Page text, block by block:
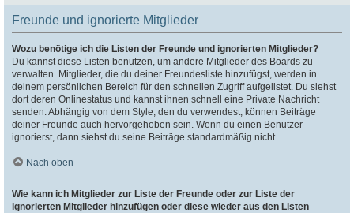
Freunde und ignorierte Mitglieder
Wozu benötige ich die Listen der Freunde und ignorierten Mitglieder?
Du kannst diese Listen benutzen, um andere Mitglieder des Boards zu
verwalten. Mitglieder, die du deiner Freundesliste hinzufügst, werden in
deinem persönlichen Bereich für den schnellen Zugriff aufgelistet. Du siehst
dort deren Onlinestatus und kannst ihnen schnell eine Private Nachricht
senden. Abhängig von dem Style, den du verwendest, können Beiträge
deiner Freunde auch hervorgehoben sein. Wenn du einen Benutzer
ignorierst, dann siehst du seine Beiträge standardmäßig nicht.
Nach oben
Wie kann ich Mitglieder zur Liste der Freunde oder zur Liste der
ignorierten Mitglieder hinzufügen oder diese wieder aus den Listen